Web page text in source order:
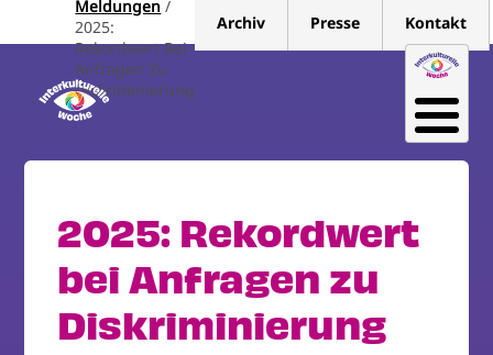
Meldungen
2025:
Rekordwert Bei
Anfragen Zu
Diskriminierung
Archiv Presse Kontakt
2025: Rekordwert
bei Anfragen zu
Diskriminierung